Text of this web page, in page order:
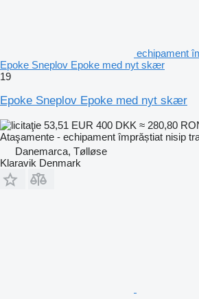
echipament
Epoke Sneplov Epoke med nyt skær
19
Epoke Sneplov Epoke med nyt skær
53,51 EUR 400 DKK ≈ 280,80
Ataşamente - echipament împrăștiat nisip
Danemarca, Tølløse
Klaravik Denmark